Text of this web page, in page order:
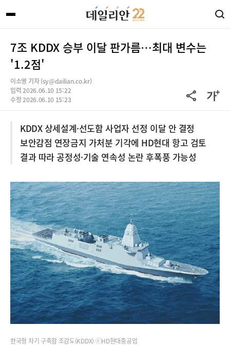
7조 KDDX 승부 이달 판가름…최대 변수는
'1.2점'
이소영 기자 (sy@dailian.co.kr)
입력 2026.06.10 15:22
수정 2026.06.10 15:23
KDDX 상세설계·선도함 사업자 선정 이달 안 결정
보안감점 연장금지 가처분 기각에 HD현대 항고 검토
결과 따라 공정성·기술 연속성 논란 후폭풍 가능성
한국형 차기 구축함 조감도(KDDX) ⓒHD현대중공업